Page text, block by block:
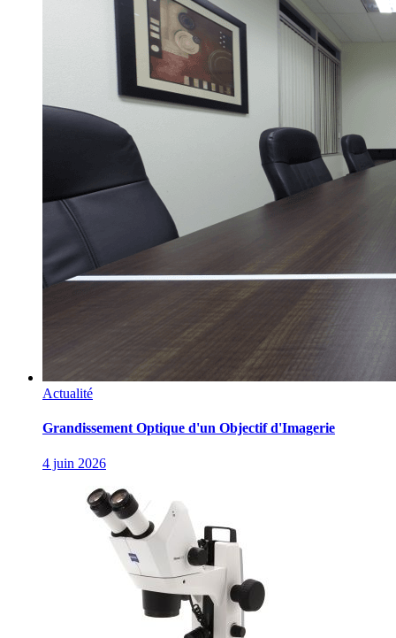
Actualité
Grandissement Optique d'un Objectif d'Imagerie
4 juin 2026